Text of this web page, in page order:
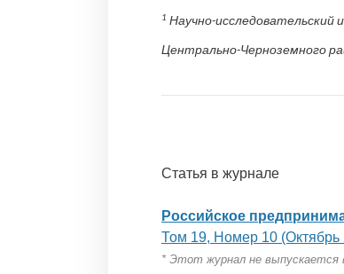
1 Научно-исследовательский
Центрально-Черноземного
Статья в журнале
Российское
Том 19, Номер 10 (Октябрь
* Этот журнал не выпускается